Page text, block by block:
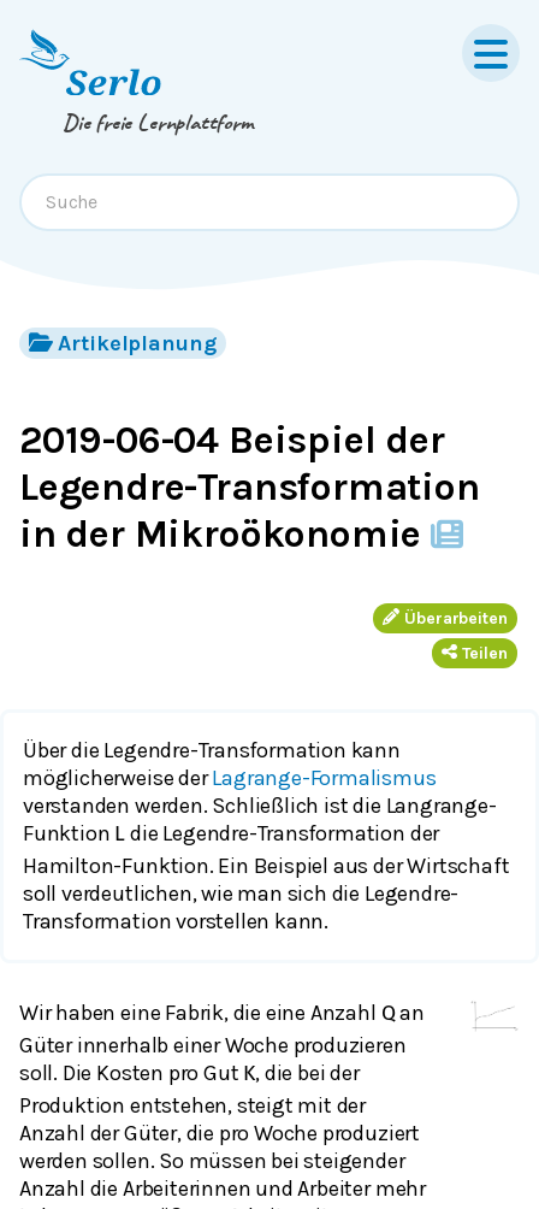
Springe zum
Die freie Lernplattform
Artikelplanung
2019-06-04 Beispiel der
Legendre-Transformation
in der Mikroökonomie
Überarbeiten
Teilen
Über die Legendre-Transformation kann
möglicherweise derLagrange-Formalismus
verstanden werden. Schließlich ist die Langrange-
Funktion L die Legendre-Transformation der
Hamilton-Funktion. Ein Beispiel aus der Wirtschaft
soll verdeutlichen, wie man sich die Legendre-
Transformation vorstellen kann.
Wir haben eine Fabrik, die eine Anzahl Qan
Güter innerhalb einer Woche produzieren
soll. Die Kosten pro Gut K, die bei der
Produktion entstehen, steigt mit der
Anzahl der Güter, die pro Woche produziert
werden sollen. So müssen bei steigender
Anzahl die Arbeiterinnen und Arbeiter mehr